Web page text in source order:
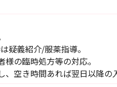
疑義紹介/服薬指導。
様の臨時処方等の対応。
、空き時間あれば翌日以降の